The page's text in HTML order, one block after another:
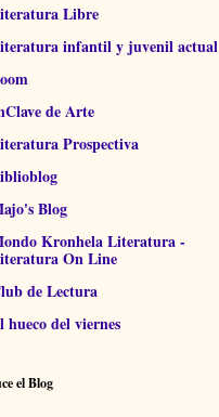
Libre
infantil y juvenil actual
de Arte
Prospectiva
Blog
Kronhela Literatura -
On Line
de Lectura
hueco del viernes
el Blog